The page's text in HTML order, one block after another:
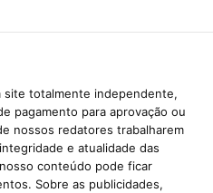
site totalmente independente,
pagamento para aprovação ou
nossos redatores trabalharem
e atualidade das
conteúdo pode ficar
Sobre as publicidades,